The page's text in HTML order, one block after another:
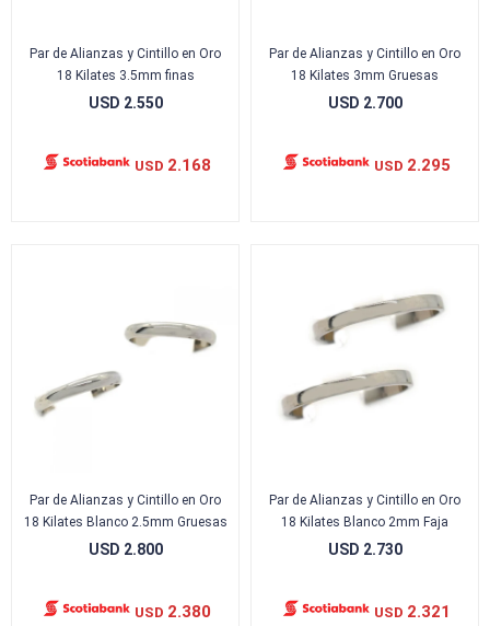
Par de Alianzas y Cintillo en Oro
18 Kilates 3.5mm finas
USD 2.550
USD 2.168
Par de Alianzas y Cintillo en Oro
18 Kilates 3mm Gruesas
USD 2.700
USD 2.295
Par de Alianzas y Cintillo en Oro
18 Kilates Blanco 2.5mm Gruesas
USD 2.800
USD 2.380
Par de Alianzas y Cintillo en Oro
18 Kilates Blanco 2mm Faja
USD 2.730
USD 2.321